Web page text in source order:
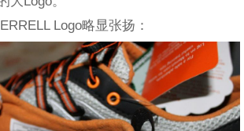
Logo略显张扬：